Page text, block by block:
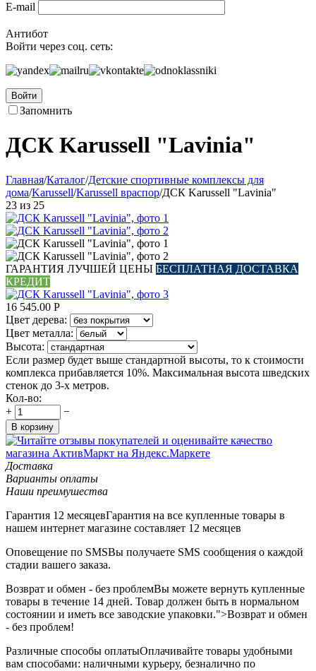
E-mail
Антибот
Войти через соц. сеть:
Войти
Запомнить
ДСК Karussell "Lavinia"
Главная/Каталог/Детские спортивные комплексы для
дома/Karussell/Karussell враспор/ДСК Karussell "Lavinia"
23 из 25
ГАРАНТИЯ ЛУЧШЕЙ ЦЕНЫ БЕСПЛАТНАЯ ДОСТАВКА
КРЕДИТ
16 545.00 Р
Цвет дерева:
Цвет металла:
Высота:
Если размер будет выше стандартной высоты, то к стоимости
комплекса прибавляется 10%. Максимальная высота шведских
стенок до 3-х метров.
Кол-во:
+
−
В корзину
Доставка
Варианты оплаты
Наши преимушества
Гарантия 12 месяцевГарантия на все купленные товары в
нашем интернет магазине составляет 12 месяцев
Оповещение по SMSВы получаете SMS сообщения о каждой
стадии вашего заказа.
Возврат и обмен - без проблемВы можете вернуть купленные
товары в течение 14 дней. Товар должен быть в нормальном
состоянии и иметь все заводские упаковки.">Возврат и обмен
- без проблем!
Различные способы оплатыОплачивайте товары удобными
вам способами: наличными курьеру, безналично по